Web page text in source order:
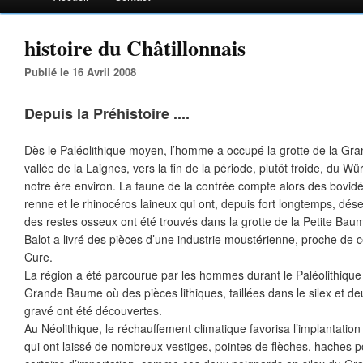
histoire du Châtillonnais
Publié le 16 Avril 2008
Depuis la Préhistoire ....
Dès le Paléolithique moyen, l’homme a occupé la grotte de la
vallée de la Laignes, vers la fin de la période, plutôt froide, du
notre ère environ. La faune de la contrée compte alors des
renne et le rhinocéros laineux qui ont, depuis fort longtemps,
des restes osseux ont été trouvés dans la grotte de la Petite
Balot a livré des pièces d’une industrie moustérienne, proche de
Cure.
La région a été parcourue par les hommes durant le
Grande Baume où des pièces lithiques, taillées dans le silex et
gravé ont été découvertes.
Au Néolithique, le réchauffement climatique favorisa
qui ont laissé de nombreux vestiges, pointes de flèches, haches